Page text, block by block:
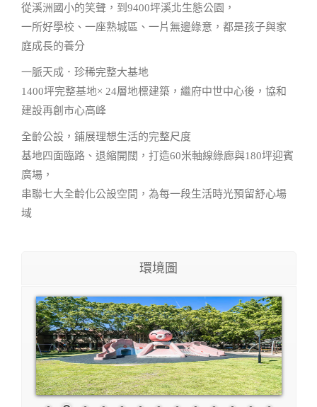
從溪洲國小的笑聲，到9400坪溪北生態公園，
一所好學校、一座熟城區、一片無邊綠意，都是孩子與家
庭成長的養分
一脈天成．珍稀完整大基地
1400坪完整基地× 24層地標建築，繼府中世中心後，協和
建設再創市心高峰
全齡公設，鋪展理想生活的完整尺度
基地四面臨路、退縮開闊，打造60米軸線綠廊與180坪迎賓
廣場，
串聯七大全齡化公設空間，為每一段生活時光預留舒心場
域
環境圖